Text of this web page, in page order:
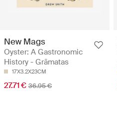
New Mags
Oyster: A Gastronomic
History - Grāmatas
17X3.2X23CM
27.71 € 36.95 €